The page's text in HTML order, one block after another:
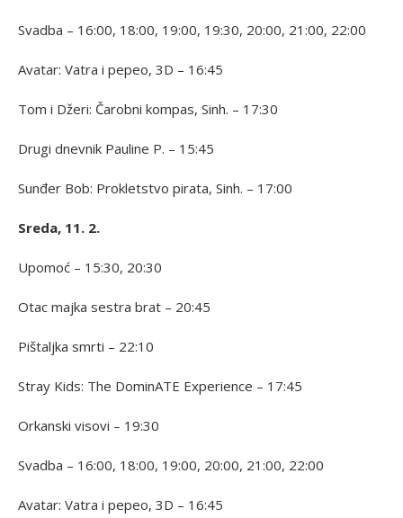
Svadba – 16:00, 18:00, 19:00, 19:30, 20:00, 21:00, 22:00
Avatar: Vatra i pepeo, 3D – 16:45
Tom i Džeri: Čarobni kompas, Sinh. – 17:30
Drugi dnevnik Pauline P. – 15:45
Sunđer Bob: Prokletstvo pirata, Sinh. – 17:00
Sreda, 11. 2.
Upomoć – 15:30, 20:30
Otac majka sestra brat – 20:45
Pištaljka smrti – 22:10
Stray Kids: The DominATE Experience – 17:45
Orkanski visovi – 19:30
Svadba – 16:00, 18:00, 19:00, 20:00, 21:00, 22:00
Avatar: Vatra i pepeo, 3D – 16:45